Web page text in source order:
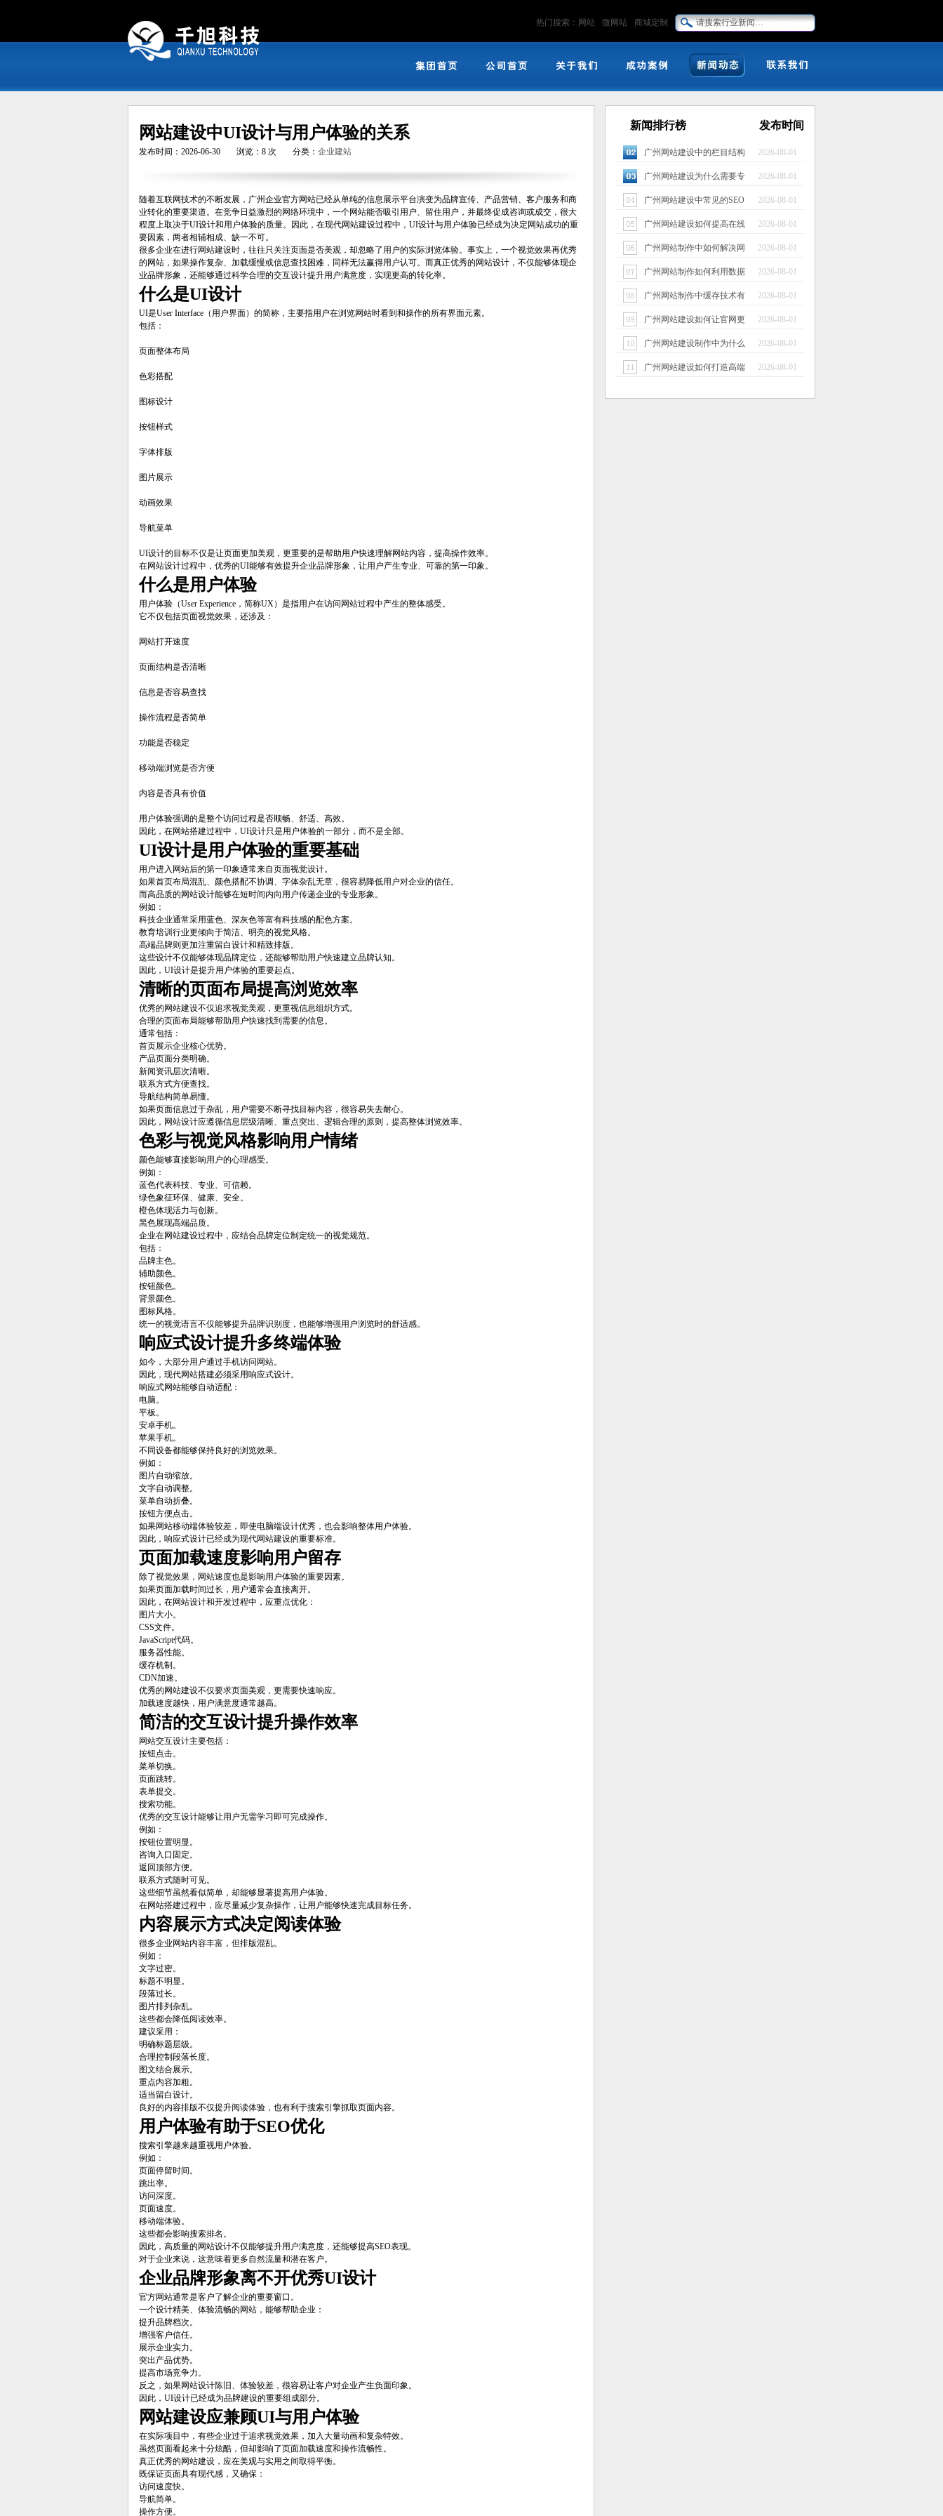
商城定制
微网站
网站
热门搜索：
发布时间
新闻排行榜
2026-08-01
广州网站建设中的栏目结构
2026-08-01
广州网站建设为什么需要专
2026-08-01
广州网站建设中常见的SEO
2026-08-01
广州网站建设如何提高在线
2026-08-01
广州网站制作中如何解决网
2026-08-01
广州网站制作如何利用数据
2026-08-01
广州网站制作中缓存技术有
2026-08-01
广州网站建设如何让官网更
2026-08-01
广州网站建设制作中为什么
2026-08-01
广州网站建设如何打造高端
网站建设中UI设计与用户体验的关系
发布时间：2026-06-30 浏览：8 次 分类： 企业建站
随着互联网技术的不断发展，广州企业官方网站已经从单纯的信息展示平台演变为品牌宣传、产品营销、客户服务和商
业转化的重要渠道。在竞争日益激烈的网络环境中，一个网站能否吸引用户、留住用户，并最终促成咨询或成交，很大
程度上取决于UI设计和用户体验的质量。因此，在现代网站建设过程中，UI设计与用户体验已经成为决定网站成功的重
要因素，两者相辅相成、缺一不可。
很多企业在进行网站建设时，往往只关注页面是否美观，却忽略了用户的实际浏览体验。事实上，一个视觉效果再优秀
的网站，如果操作复杂、加载缓慢或信息查找困难，同样无法赢得用户认可。而真正优秀的网站设计，不仅能够体现企
业品牌形象，还能够通过科学合理的交互设计提升用户满意度，实现更高的转化率。
什么是UI设计
UI是User Interface（用户界面）的简称，主要指用户在浏览网站时看到和操作的所有界面元素。
包括：
页面整体布局
色彩搭配
图标设计
按钮样式
字体排版
图片展示
动画效果
导航菜单
UI设计的目标不仅是让页面更加美观，更重要的是帮助用户快速理解网站内容，提高操作效率。
在网站设计过程中，优秀的UI能够有效提升企业品牌形象，让用户产生专业、可靠的第一印象。
什么是用户体验
用户体验（User Experience，简称UX）是指用户在访问网站过程中产生的整体感受。
它不仅包括页面视觉效果，还涉及：
网站打开速度
页面结构是否清晰
信息是否容易查找
操作流程是否简单
功能是否稳定
移动端浏览是否方便
内容是否具有价值
用户体验强调的是整个访问过程是否顺畅、舒适、高效。
因此，在网站搭建过程中，UI设计只是用户体验的一部分，而不是全部。
UI设计是用户体验的重要基础
用户进入网站后的第一印象通常来自页面视觉设计。
如果首页布局混乱、颜色搭配不协调、字体杂乱无章，很容易降低用户对企业的信任。
而高品质的网站设计能够在短时间内向用户传递企业的专业形象。
例如：
科技企业通常采用蓝色、深灰色等富有科技感的配色方案。
教育培训行业更倾向于简洁、明亮的视觉风格。
高端品牌则更加注重留白设计和精致排版。
这些设计不仅能够体现品牌定位，还能够帮助用户快速建立品牌认知。
因此，UI设计是提升用户体验的重要起点。
清晰的页面布局提高浏览效率
优秀的网站建设不仅追求视觉美观，更重视信息组织方式。
合理的页面布局能够帮助用户快速找到需要的信息。
通常包括：
首页展示企业核心优势。
产品页面分类明确。
新闻资讯层次清晰。
联系方式方便查找。
导航结构简单易懂。
如果页面信息过于杂乱，用户需要不断寻找目标内容，很容易失去耐心。
因此，网站设计应遵循信息层级清晰、重点突出、逻辑合理的原则，提高整体浏览效率。
色彩与视觉风格影响用户情绪
颜色能够直接影响用户的心理感受。
例如：
蓝色代表科技、专业、可信赖。
绿色象征环保、健康、安全。
橙色体现活力与创新。
黑色展现高端品质。
企业在网站建设过程中，应结合品牌定位制定统一的视觉规范。
包括：
品牌主色。
辅助颜色。
按钮颜色。
背景颜色。
图标风格。
统一的视觉语言不仅能够提升品牌识别度，也能够增强用户浏览时的舒适感。
响应式设计提升多终端体验
如今，大部分用户通过手机访问网站。
因此，现代网站搭建必须采用响应式设计。
响应式网站能够自动适配：
电脑。
平板。
安卓手机。
苹果手机。
不同设备都能够保持良好的浏览效果。
例如：
图片自动缩放。
文字自动调整。
菜单自动折叠。
按钮方便点击。
如果网站移动端体验较差，即使电脑端设计优秀，也会影响整体用户体验。
因此，响应式设计已经成为现代网站建设的重要标准。
页面加载速度影响用户留存
除了视觉效果，网站速度也是影响用户体验的重要因素。
如果页面加载时间过长，用户通常会直接离开。
因此，在网站设计和开发过程中，应重点优化：
图片大小。
CSS文件。
JavaScript代码。
服务器性能。
缓存机制。
CDN加速。
优秀的网站建设不仅要求页面美观，更需要快速响应。
加载速度越快，用户满意度通常越高。
简洁的交互设计提升操作效率
网站交互设计主要包括：
按钮点击。
菜单切换。
页面跳转。
表单提交。
搜索功能。
优秀的交互设计能够让用户无需学习即可完成操作。
例如：
按钮位置明显。
咨询入口固定。
返回顶部方便。
联系方式随时可见。
这些细节虽然看似简单，却能够显著提高用户体验。
在网站搭建过程中，应尽量减少复杂操作，让用户能够快速完成目标任务。
内容展示方式决定阅读体验
很多企业网站内容丰富，但排版混乱。
例如：
文字过密。
标题不明显。
段落过长。
图片排列杂乱。
这些都会降低阅读效率。
建议采用：
明确标题层级。
合理控制段落长度。
图文结合展示。
重点内容加粗。
适当留白设计。
良好的内容排版不仅提升阅读体验，也有利于搜索引擎抓取页面内容。
用户体验有助于SEO优化
搜索引擎越来越重视用户体验。
例如：
页面停留时间。
跳出率。
访问深度。
页面速度。
移动端体验。
这些都会影响搜索排名。
因此，高质量的网站设计不仅能够提升用户满意度，还能够提高SEO表现。
对于企业来说，这意味着更多自然流量和潜在客户。
企业品牌形象离不开优秀UI设计
官方网站通常是客户了解企业的重要窗口。
一个设计精美、体验流畅的网站，能够帮助企业：
提升品牌档次。
增强客户信任。
展示企业实力。
突出产品优势。
提高市场竞争力。
反之，如果网站设计陈旧、体验较差，很容易让客户对企业产生负面印象。
因此，UI设计已经成为品牌建设的重要组成部分。
网站建设应兼顾UI与用户体验
在实际项目中，有些企业过于追求视觉效果，加入大量动画和复杂特效。
虽然页面看起来十分炫酷，但却影响了页面加载速度和操作流畅性。
真正优秀的网站建设，应在美观与实用之间取得平衡。
既保证页面具有现代感，又确保：
访问速度快。
导航简单。
操作方便。